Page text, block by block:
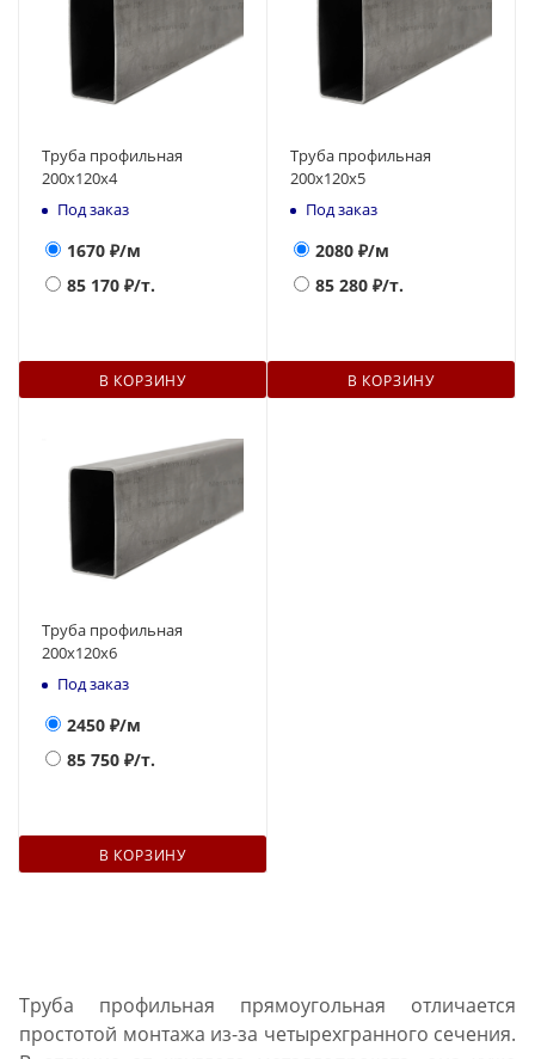
Труба профильная
200х120x4
Под заказ
1670 ₽/м
85 170 ₽/т.
В КОРЗИНУ
Труба профильная
200х120x5
Под заказ
2080 ₽/м
85 280 ₽/т.
В КОРЗИНУ
Труба профильная
200х120x6
Под заказ
2450 ₽/м
85 750 ₽/т.
В КОРЗИНУ
Труба профильная прямоугольная отличается
простотой монтажа из-за четырехгранного сечения.